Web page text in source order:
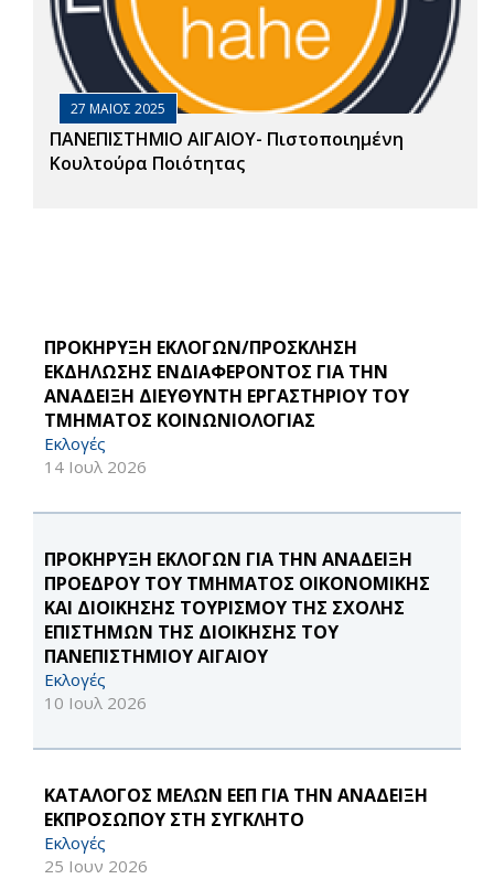
27 ΜΑΙΟΣ 2025
ΠΑΝΕΠΙΣΤΗΜΙΟ ΑΙΓΑΙΟΥ- Πιστοποιημένη
Κουλτούρα Ποιότητας
ΠΡΟΚΗΡΥΞΗ ΕΚΛΟΓΩΝ/ΠΡΟΣΚΛΗΣΗ
ΕΚΔΗΛΩΣΗΣ ΕΝΔΙΑΦΕΡΟΝΤΟΣ ΓΙΑ ΤΗΝ
ΑΝΑΔΕΙΞΗ ΔΙΕΥΘΥΝΤΗ ΕΡΓΑΣΤΗΡΙΟΥ ΤΟΥ
ΤΜΗΜΑΤΟΣ ΚΟΙΝΩΝΙΟΛΟΓΙΑΣ
Εκλογές
14 Ιουλ 2026
ΠΡΟΚΗΡΥΞΗ ΕΚΛΟΓΩΝ ΓΙΑ ΤΗΝ ΑΝΑΔΕΙΞΗ
ΠΡΟΕΔΡΟΥ ΤΟΥ ΤΜΗΜΑΤΟΣ ΟΙΚΟΝΟΜΙΚΗΣ
ΚΑΙ ΔΙΟΙΚΗΣΗΣ ΤΟΥΡΙΣΜΟΥ ΤΗΣ ΣΧΟΛΗΣ
ΕΠΙΣΤΗΜΩΝ ΤΗΣ ΔΙΟΙΚΗΣΗΣ ΤΟΥ
ΠΑΝΕΠΙΣΤΗΜΙΟΥ ΑΙΓΑΙΟΥ
Εκλογές
10 Ιουλ 2026
ΚΑΤΑΛΟΓΟΣ ΜΕΛΩΝ ΕΕΠ ΓΙΑ ΤΗΝ ΑΝΑΔΕΙΞΗ
ΕΚΠΡΟΣΩΠΟΥ ΣΤΗ ΣΥΓΚΛΗΤΟ
Εκλογές
25 Ιουν 2026